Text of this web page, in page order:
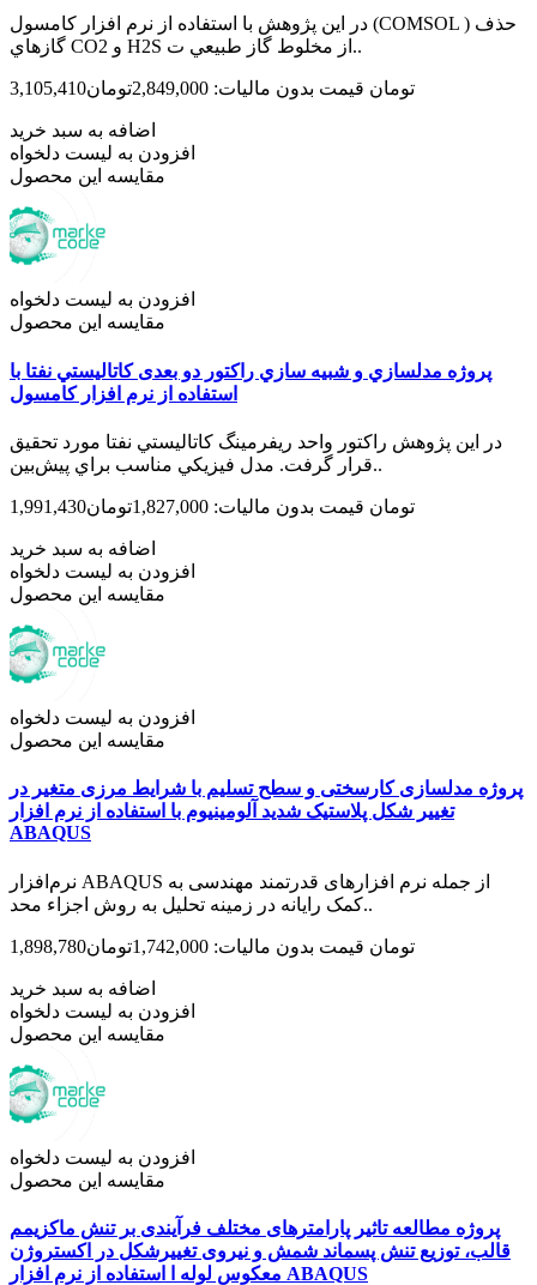
در اين پژوهش با استفاده از نرم افزار کامسول (COMSOL ) حذف
گازهاي CO2 و H2S از مخلوط گاز طبيعي ت..
3,105,410تومان قیمت بدون مالیات: 2,849,000تومان
اضافه به سبد خرید
افزودن به لیست دلخواه
مقایسه این محصول
افزودن به لیست دلخواه
مقایسه این محصول
پروژه مدلسازي و شبيه­ سازي راکتور دو بعدی کاتاليستي نفتا با
استفاده از نرم افزار کامسول
در اين پژوهش راکتور واحد ريفرمينگ کاتاليستي نفتا مورد تحقيق
قرار گرفت. مدل فيزيکي مناسب براي پيش‌بين..
1,991,430تومان قیمت بدون مالیات: 1,827,000تومان
اضافه به سبد خرید
افزودن به لیست دلخواه
مقایسه این محصول
افزودن به لیست دلخواه
مقایسه این محصول
پروژه مدلسازی کارسختی و سطح تسلیم با شرایط مرزی متغیر در
تغییر شکل پلاستیک شدید آلومینیوم با استفاده از نرم افزار
ABAQUS
نرم‌افزار ABAQUS از جمله نرم ‌افزار‌های قدرتمند مهندسی به
کمک رایانه در زمینه تحلیل به روش اجزاء محد..
1,898,780تومان قیمت بدون مالیات: 1,742,000تومان
اضافه به سبد خرید
افزودن به لیست دلخواه
مقایسه این محصول
افزودن به لیست دلخواه
مقایسه این محصول
پروژه مطالعه تاثیر پارامتر‌های مختلف فرآیندی بر تنش ماکزیمم
قالب، توزیع تنش پسماند شمش و نیروی تغییر‌شکل در اکستروژن
معکوس لوله ا استفاده از نرم افزار ABAQUS